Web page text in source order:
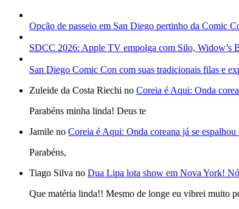
Opção de passeio em San Diego pertinho da Comic
SDCC 2026: Apple TV empolga com Silo, Widow’s
San Diego Comic Con com suas tradicionais filas e
Zuleide da Costa Riechi no Coreia é Aqui: Onda
Parabéns minha linda! Deus te
Jamile no Coreia é Aqui: Onda coreana já se
Parabéns,
Tiago Silva no Dua Lipa lota show em Nova York!
Que matéria linda!! Mesmo de longe eu vibrei muito